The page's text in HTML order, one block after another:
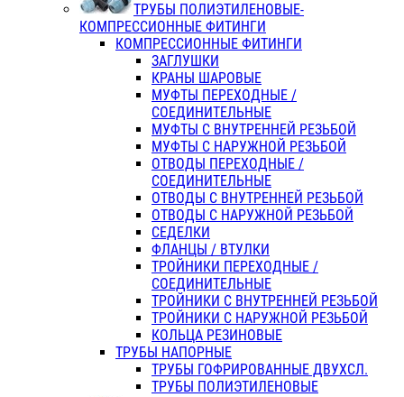
ТРУБЫ ПОЛИЭТИЛЕНОВЫЕ-
КОМПРЕССИОННЫЕ ФИТИНГИ
КОМПРЕССИОННЫЕ ФИТИНГИ
ЗАГЛУШКИ
КРАНЫ ШАРОВЫЕ
МУФТЫ ПЕРЕХОДНЫЕ /
СОЕДИНИТЕЛЬНЫЕ
МУФТЫ С ВНУТРЕННЕЙ РЕЗЬБОЙ
МУФТЫ С НАРУЖНОЙ РЕЗЬБОЙ
ОТВОДЫ ПЕРЕХОДНЫЕ /
СОЕДИНИТЕЛЬНЫЕ
ОТВОДЫ С ВНУТРЕННЕЙ РЕЗЬБОЙ
ОТВОДЫ С НАРУЖНОЙ РЕЗЬБОЙ
СЕДЕЛКИ
ФЛАНЦЫ / ВТУЛКИ
ТРОЙНИКИ ПЕРЕХОДНЫЕ /
СОЕДИНИТЕЛЬНЫЕ
ТРОЙНИКИ С ВНУТРЕННЕЙ РЕЗЬБОЙ
ТРОЙНИКИ С НАРУЖНОЙ РЕЗЬБОЙ
КОЛЬЦА РЕЗИНОВЫЕ
ТРУБЫ НАПОРНЫЕ
ТРУБЫ ГОФРИРОВАННЫЕ ДВУХСЛ.
ТРУБЫ ПОЛИЭТИЛЕНОВЫЕ